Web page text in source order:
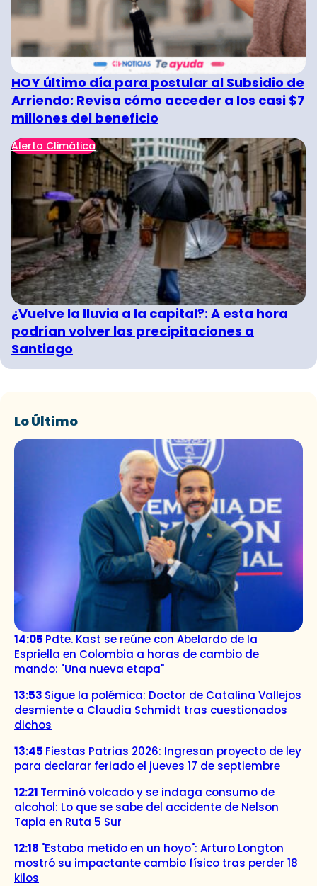
HOY último día para postular al Subsidio de
Arriendo: Revisa cómo acceder a los casi $7
millones del beneficio
Alerta Climática
¿Vuelve la lluvia a la capital?: A esta hora
podrían volver las precipitaciones a
Santiago
Lo Último
14:05 Pdte. Kast se reúne con Abelardo de la
Espriella en Colombia a horas de cambio de
mando: "Una nueva etapa"
13:53 Sigue la polémica: Doctor de Catalina Vallejos
desmiente a Claudia Schmidt tras cuestionados
dichos
13:45 Fiestas Patrias 2026: Ingresan proyecto de ley
para declarar feriado el jueves 17 de septiembre
12:21 Terminó volcado y se indaga consumo de
alcohol: Lo que se sabe del accidente de Nelson
Tapia en Ruta 5 Sur
12:18 "Estaba metido en un hoyo": Arturo Longton
mostró su impactante cambio físico tras perder 18
kilos